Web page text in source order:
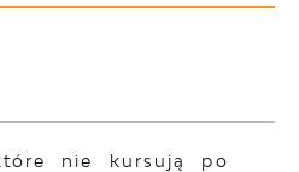
nie kursują po